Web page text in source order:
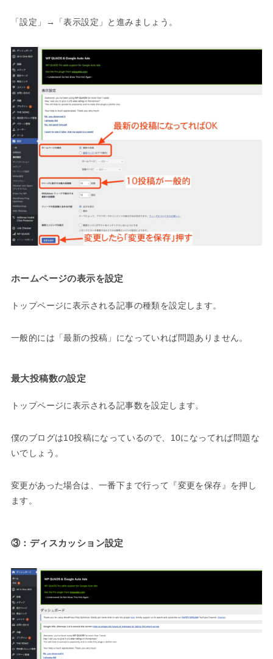
「設定」→「表示設定」と進みましょう。
ホームページの表示を設定
トップページに表示される記事の種類を設定します。
一般的には「最新の投稿」になっていれば問題ありません。
最大投稿数の設定
トップページに表示される記事数を設定します。
僕のブログは10投稿になっているので、10になってれば問題な
いでしょう。
変更があった場合は、一番下まで行って『変更を保存』を押し
ます。
③：ディスカッション設定